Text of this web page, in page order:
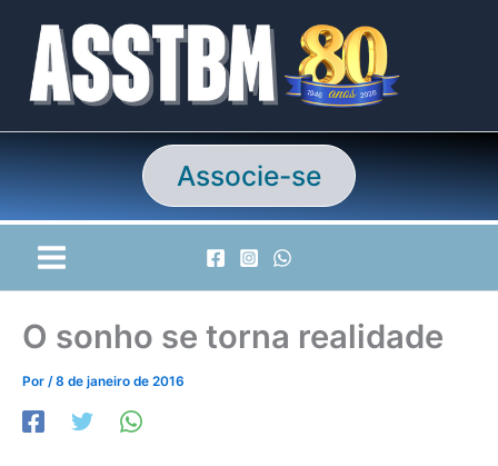
conteúdo
Associe-se
O sonho se torna realidade
Por /8 de janeiro de 2016